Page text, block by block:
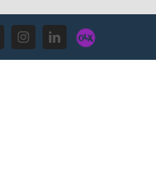
FacebookInstagramLinkedIn
OLX